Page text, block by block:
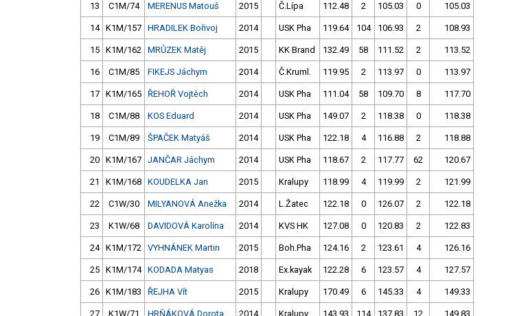
13 C1M/74 MERENUS Matouš 2015 Č.Lípa 112.48 2 105.03 0 105.03
14 K1M/157 HRADILEK Bořivoj 2014 USK Pha 119.64 104 106.93 2 108.93
15 K1M/162 MRŮZEK Matěj 2015 KK Brand 132.49 58 111.52 2 113.52
16 C1M/85 FIKEJS Jáchym 2014 Č.Kruml. 119.95 2 113.97 0 113.97
17 K1M/165 ŘEHOŘ Vojtěch 2014 USK Pha 111.04 58 109.70 8 117.70
18 C1M/88 KOS Eduard 2014 USK Pha 149.07 2 118.38 0 118.38
19 C1M/89 ŠPAČEK Matyáš 2014 USK Pha 122.18 4 116.88 2 118.88
20 K1M/167 JANČAR Jáchym 2014 USK Pha 118.67 2 117.77 62 120.67
21 K1M/168 KOUDELKA Jan 2015 Kralupy 118.99 4 119.99 2 121.99
22 C1W/30 MILYANOVÁ Anežka 2014 L.Žatec 122.18 0 126.07 2 122.18
23 K1W/68 DAVIDOVÁ Karolína 2014 KVS HK 127.08 0 120.83 2 122.83
24 K1M/172 VYHNÁNEK Martin 2015 Boh.Pha 124.16 2 123.61 4 126.16
25 K1M/174 KODADA Matyas 2018 Ex.kayak 122.28 6 123.57 4 127.57
26 K1M/183 ŘEJHA Vít 2015 Kralupy 170.49 6 145.33 4 149.33
27 K1W/71 HRŇÁKOVÁ Dorota 2014 Kralupy 143.93 114 137.83 12 149.83